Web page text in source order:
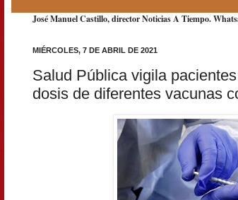
José Manuel Castillo, director Noticias A Tiempo.
MIÉRCOLES, 7 DE ABRIL DE 2021
Salud Pública vigila
dosis de diferentes vacunas